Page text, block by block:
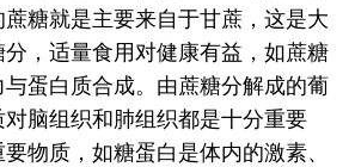
糖就是主要来自于甘蔗，这是大
，适量食用对健康有益，如蔗糖
蛋白质合成。由蔗糖分解成的葡
脑组织和肺组织都是十分重要
物质，如糖蛋白是体内的激素、